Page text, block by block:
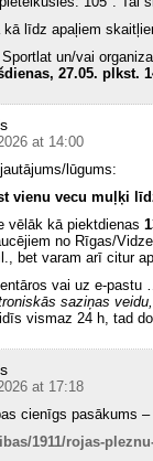
līdz apaļiem
un/vai
27.05. plkst.
at 14:00
lūgums:
vienu vecu muļķi
vēlāk kā piektdienas
no Rīgas/
bet varam arī citur
vai uz e-pastu
saziņas
vismaz 24 h, tad
at 17:18
cienīgs pasākums
1911/rojas-